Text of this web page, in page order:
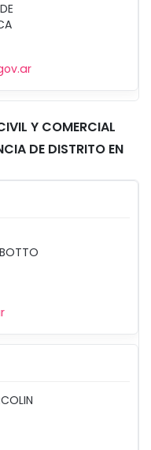
Y COMERCIAL
DE DISTRITO EN